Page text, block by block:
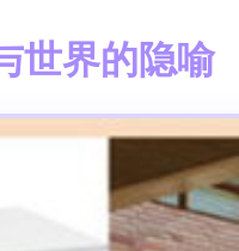
世界的隐喻